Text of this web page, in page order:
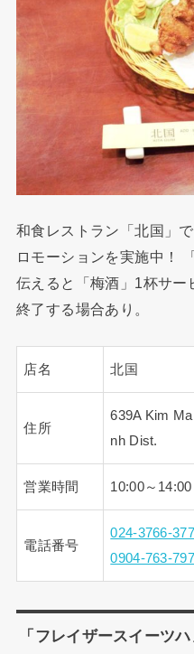
和食レストラン「北国」
ロモーションを実施中！
伝えると「梅酒」1杯サ
終了する場合あり。
店名 北国
住所
639A Kim
nh Dist.
営業時間 10:00～
電話番号
024-3766-
0904-763-797
「フレイザースイーツ